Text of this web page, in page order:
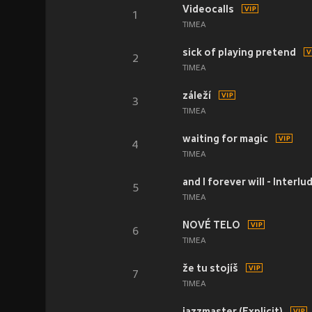
1
Videocalls
TIMEA
2
sick of playing pretend
TIMEA
3
záleží
TIMEA
4
waiting for magic
TIMEA
5
and I forever will -
TIMEA
6
NOVÉ TELO
TIMEA
7
že tu stojíš
TIMEA